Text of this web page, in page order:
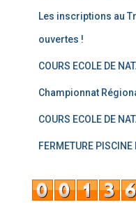
Les inscriptions au
ouvertes !
COURS ECOLE DE
Championnat
COURS ECOLE DE
FERMETURE